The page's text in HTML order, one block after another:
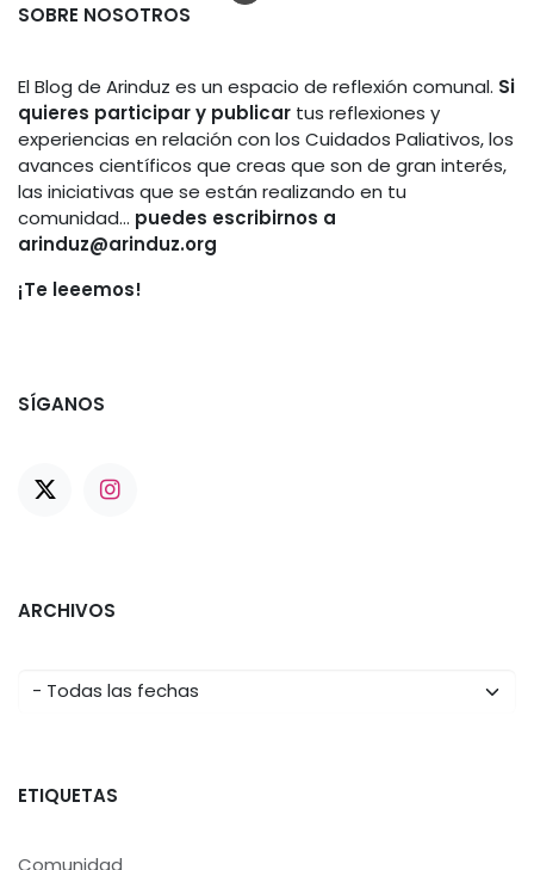
SOBRE NOSOTROS
El Blog de Arinduz es un espacio de reflexión comunal. Si
quieres participar y publicar tus reflexiones y
experiencias en relación con los Cuidados Paliativos, los
avances científicos que creas que son de gran interés,
las iniciativas que se están realizando en tu
comunidad... puedes escribirnos a
arinduz@arinduz.org
¡Te leeemos!
SÍGANOS
ARCHIVOS
ETIQUETAS
Comunidad